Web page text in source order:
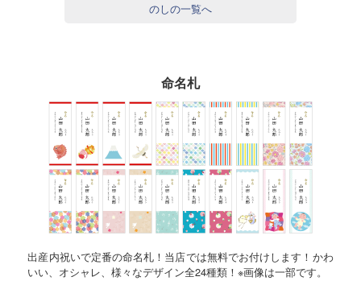
のしの一覧へ
命名札
出産内祝いで定番の命名札！当店では無料でお付けします！かわ
いい、オシャレ、様々なデザイン全24種類！※画像は一部です。